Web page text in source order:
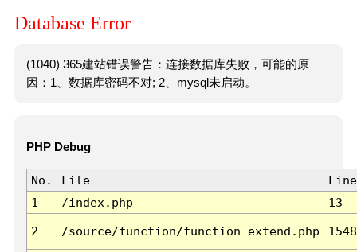
Database Error
(1040) 365建站错误警告：连接数据库失败，可能的原
因：1、数据库密码不对; 2、mysql未启动。
PHP Debug
No. File
Line
1
/index.php 13
2 /source/function/function_extend.php 1548